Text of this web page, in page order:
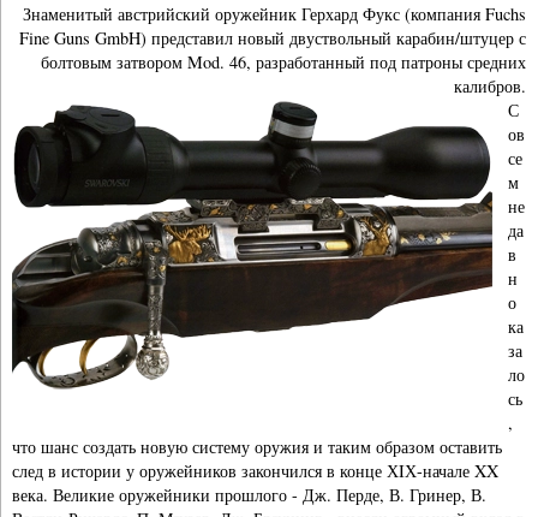
Знаменитый австрийский оружейник Герхард Фукс (компания Fuchs
Fine Guns GmbH) представил новый двуствольный карабин/штуцер с
болтовым затвором Mod. 46, разработанный под патроны средних
калибров.
С
ов
се
м
не
да
в
н
о
ка
за
ло
сь
,
что шанс создать новую систему оружия и таким образом оставить
след в истории у оружейников закончился в конце ХIХ-начале XX
века. Великие оружейники прошлого - Дж. Перде, В. Гринер, В.